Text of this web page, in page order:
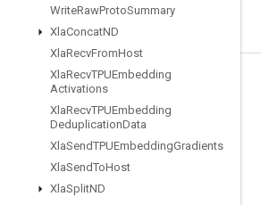
WriteRawProtoSummary
XlaConcatND
XlaRecvFromHost
XlaRecvTPUEmbedding
Activations
XlaRecvTPUEmbedding
DeduplicationData
XlaSendTPUEmbeddingGradients
XlaSendToHost
XlaSplitND
Giữ liên lạc
Diễn đàn
GitHub